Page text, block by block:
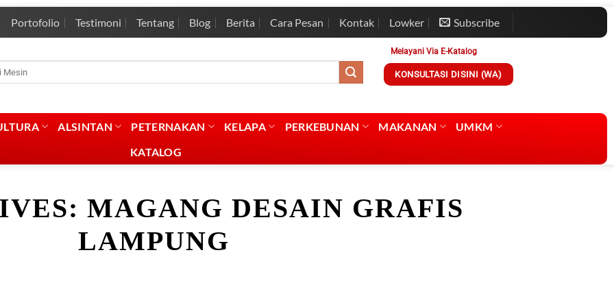
Portofolio Testimoni Tentang Blog Berita Cara Pesan Kontak Lowker Subscribe
Melayani Via E-Katalog
KONSULTASI DISINI (WA)
ALSINTAN PETERNAKAN KELAPA PERKEBUNAN MAKANAN
UMKM
KATALOG
MAGANG DESAIN GRAFIS
LAMPUNG